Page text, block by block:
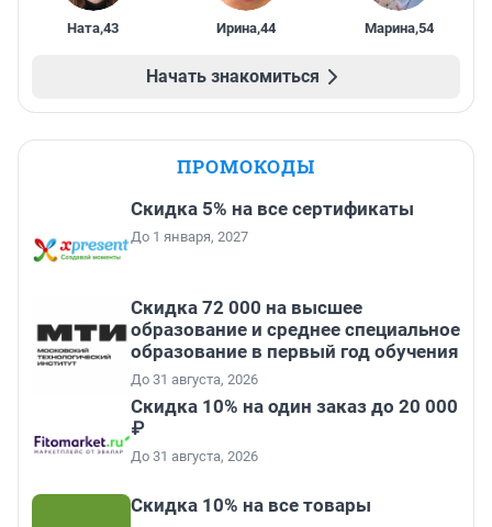
Ната,43 Ирина,44 Марина,54
Начать знакомиться
ПРОМОКОДЫ
Скидка 5% на все сертификаты
До 1 января, 2027
Скидка 72 000 на высшее
образование и среднее специальное
образование в первый год обучения
До 31 августа, 2026
Скидка 10% на один заказ до 20 000
₽
До 31 августа, 2026
Скидка 10% на все товары